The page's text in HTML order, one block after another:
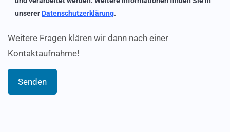
unsererDatenschutzerklärung.
Weitere Fragen klären wir dann nach einer
Kontaktaufnahme!